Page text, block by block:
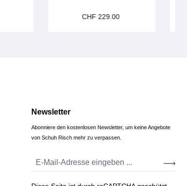
CHF 229.00
Newsletter
Abonniere den kostenlosen Newsletter, um keine Angebote
von Schuh Risch mehr zu verpassen.